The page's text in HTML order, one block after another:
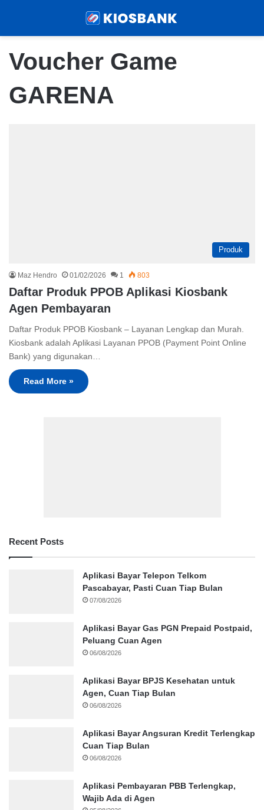
Voucher Game
GARENA
Produk
Maz Hendro 01/02/2026 1 803
Daftar Produk PPOB Aplikasi Kiosbank
Agen Pembayaran
Daftar Produk PPOB Kiosbank – Layanan Lengkap dan Murah.
Kiosbank adalah Aplikasi Layanan PPOB (Payment Point Online
Bank) yang digunakan…
Read More »
Recent Posts
Aplikasi Bayar Telepon Telkom
Pascabayar, Pasti Cuan Tiap Bulan
07/08/2026
Aplikasi Bayar Gas PGN Prepaid Postpaid,
Peluang Cuan Agen
06/08/2026
Aplikasi Bayar BPJS Kesehatan untuk
Agen, Cuan Tiap Bulan
06/08/2026
Aplikasi Bayar Angsuran Kredit Terlengkap
Cuan Tiap Bulan
06/08/2026
Aplikasi Pembayaran PBB Terlengkap,
Wajib Ada di Agen